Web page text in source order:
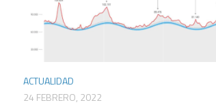
ACTUALIDAD
24 FEBRERO, 2022